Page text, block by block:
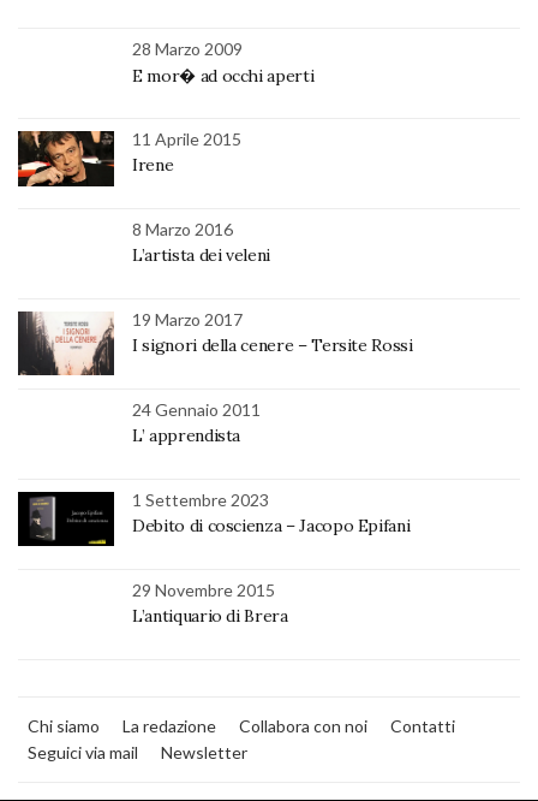
28 Marzo 2009
E mor� ad occhi aperti
11 Aprile 2015
Irene
8 Marzo 2016
L’artista dei veleni
19 Marzo 2017
I signori della cenere – Tersite Rossi
24 Gennaio 2011
L’ apprendista
1 Settembre 2023
Debito di coscienza – Jacopo Epifani
29 Novembre 2015
L’antiquario di Brera
Chi siamo La redazione Collabora con noi
Contatti
Seguici via mail
Newsletter